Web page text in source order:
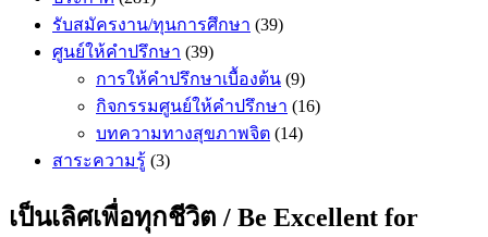
รับสมัครงาน/ทุนการศึกษา (39)
ศูนย์ให้คำปรึกษา (39)
การให้คำปรึกษาเบื้องต้น (9)
กิจกรรมศูนย์ให้คำปรึกษา (16)
บทความทางสุขภาพจิต (14)
สาระความรู้ (3)
เป็นเลิศเพื่อทุกชีวิต / Be Excellent for